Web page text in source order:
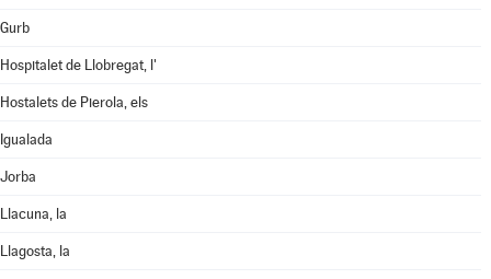
Gurb
Hospitalet de Llobregat, l'
Hostalets de Pierola, els
Igualada
Jorba
Llacuna, la
Llagosta, la